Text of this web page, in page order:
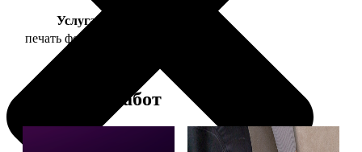
Услуга
печать фото 10х15
Примеры работ